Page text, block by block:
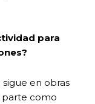
para
en obras
parte como